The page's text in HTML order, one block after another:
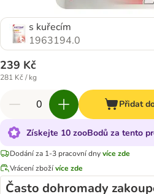
s kuřecím
1963194.0
239 Kč
281 Kč / kg
Přidat
Získejte 10 zooBodů za tento
Dodání za 1-3 pracovní dnyvíce zde
Vrácení zbožívíce zde
Často dohromady